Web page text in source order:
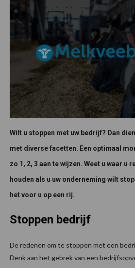
Wilt u stoppen met uw bedrijf? Dan
met diverse facetten. Een optimaal
zo 1, 2, 3 aan te wijzen. Weet u waar u
houden als u uw onderneming wilt
het voor u op een rij.
Stoppen bedrijf
De redenen om te stoppen met een
Denk aan het gebrek van een